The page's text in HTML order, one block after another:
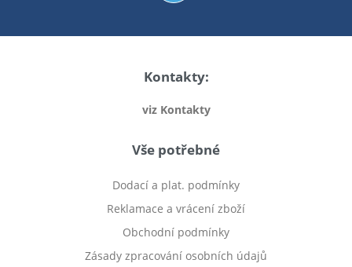
Kontakty:
viz Kontakty
Vše potřebné
Dodací a plat. podmínky
Reklamace a vrácení zboží
Obchodní podmínky
Zásady zpracování osobních údajů